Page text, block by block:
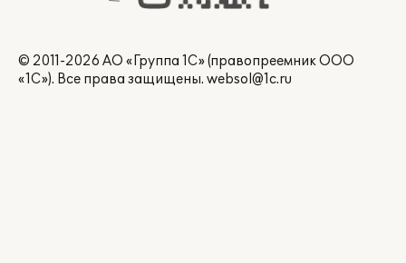
© 2011-2026 АО «Группа 1С» (правопреемник ООО
«1С»). Все права защищены. websol@1c.ru